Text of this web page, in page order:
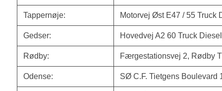
Tappernøje: Motorvej Øst E47 / 55 Truck
Gedser: Hovedvej A2 60 Truck
Rødby: Færgestationsvej 2, Rødby
Odense: SØ C.F. Tietgens Boulevard